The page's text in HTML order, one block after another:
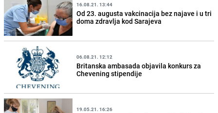
16.08.21. 13:44
Od 23. augusta vakcinacija bez najave i u tri
doma zdravlja kod Sarajeva
06.08.21. 12:12
Britanska ambasada objavila konkurs za
Chevening stipendije
19.05.21. 16:26